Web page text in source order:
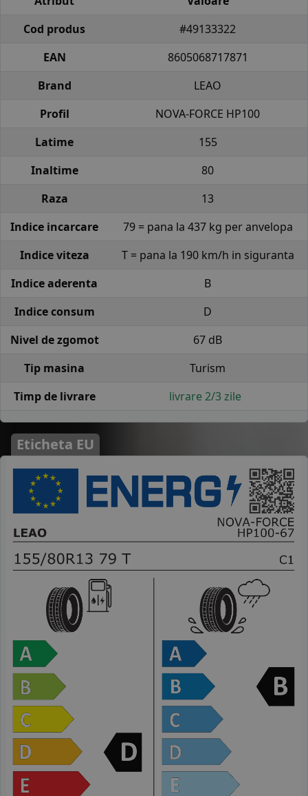
Cod produs
#49133322
EAN
8605068717871
Brand
LEAO
Profil
NOVA-FORCE HP100
Latime
155
Inaltime
80
Raza
13
Indice incarcare
79 = pana la 437 kg per anvelopa
Indice viteza
T = pana la 190 km/h in siguranta
Indice aderenta
B
Indice consum
D
Nivel de zgomot
67 dB
Tip masina
Turism
Timp de livrare
livrare 2/3 zile
Eticheta EU